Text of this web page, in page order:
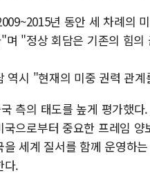
년 동안 세 차례의
며 "정상 회담은 기존의 힘
역시 "현재의 미중 권력 관
측의 태도를 높게 평가했
으로부터 중요한 프레임
세계 질서를 함께 운영하
다.